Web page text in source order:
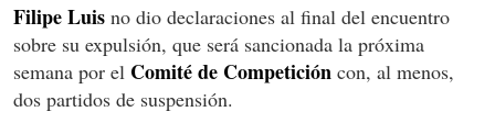
Filipe Luis no dio declaraciones al final del encuentro
sobre su expulsión, que será sancionada la próxima
semana por el Comité de Competición con, al menos,
dos partidos de suspensión.